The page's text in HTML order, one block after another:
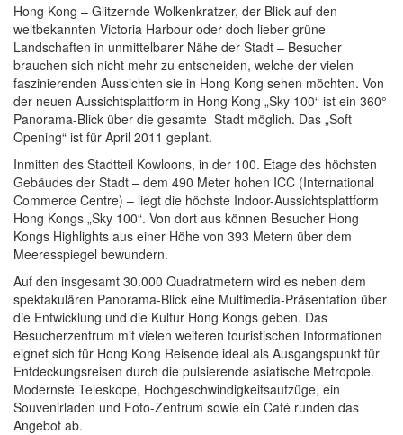
Hong Kong – Glitzernde Wolkenkratzer, der Blick auf den
weltbekannten Victoria Harbour oder doch lieber grüne
Landschaften in unmittelbarer Nähe der Stadt – Besucher
brauchen sich nicht mehr zu entscheiden, welche der vielen
faszinierenden Aussichten sie in Hong Kong sehen möchten. Von
der neuen Aussichtsplattform in Hong Kong „Sky 100“ ist ein 360°
Panorama-Blick über die gesamte Stadt möglich. Das „Soft
Opening“ ist für April 2011 geplant.
Inmitten des Stadtteil Kowloons, in der 100. Etage des höchsten
Gebäudes der Stadt – dem 490 Meter hohen ICC (International
Commerce Centre) – liegt die höchste Indoor-Aussichtsplattform
Hong Kongs „Sky 100“. Von dort aus können Besucher Hong
Kongs Highlights aus einer Höhe von 393 Metern über dem
Meeresspiegel bewundern.
Auf den insgesamt 30.000 Quadratmetern wird es neben dem
spektakulären Panorama-Blick eine Multimedia-Präsentation über
die Entwicklung und die Kultur Hong Kongs geben. Das
Besucherzentrum mit vielen weiteren touristischen Informationen
eignet sich für Hong Kong Reisende ideal als Ausgangspunkt für
Entdeckungsreisen durch die pulsierende asiatische Metropole.
Modernste Teleskope, Hochgeschwindigkeitsaufzüge, ein
Souvenirladen und Foto-Zentrum sowie ein Café runden das
Angebot ab.